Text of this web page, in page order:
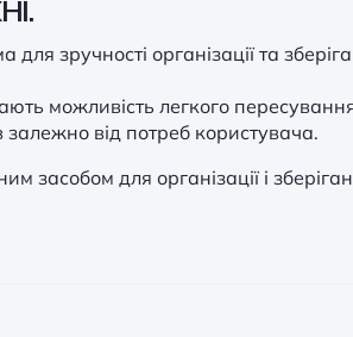
зручності організації та
можливість легкого
від потреб користувача.
засобом для організації і